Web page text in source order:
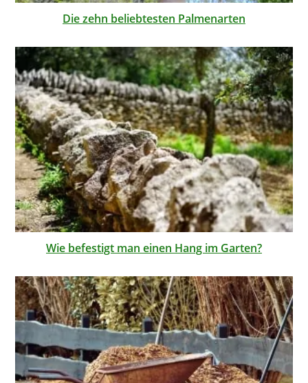
Die zehn beliebtesten Palmenarten
Wie befestigt man einen Hang im Garten?